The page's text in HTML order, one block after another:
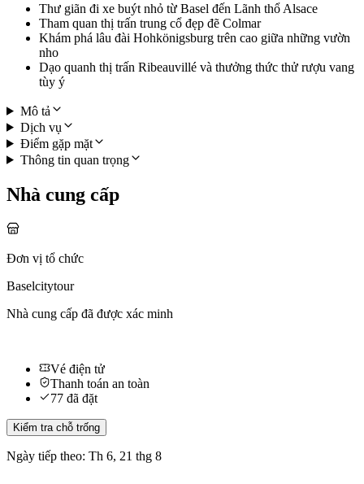
Thư giãn đi xe buýt nhỏ từ Basel đến Lãnh thổ Alsace
Tham quan thị trấn trung cổ đẹp đẽ Colmar
Khám phá lâu đài Hohkönigsburg trên cao giữa những vườn
nho
Dạo quanh thị trấn Ribeauvillé và thưởng thức thử rượu vang
tùy ý
Mô tả
Dịch vụ
Điểm gặp mặt
Thông tin quan trọng
Nhà cung cấp
Đơn vị tổ chức
Baselcitytour
Nhà cung cấp đã được xác minh
Vé điện tử
Thanh toán an toàn
77 đã đặt
Kiểm tra chỗ trống
Ngày tiếp theo: Th 6, 21 thg 8